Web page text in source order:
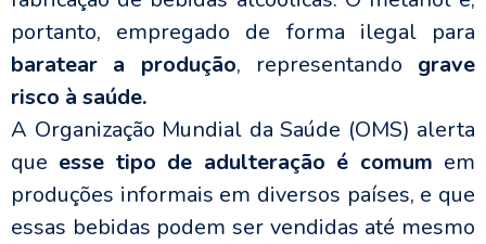
portanto, empregado de forma ilegal para
baratear a produção, representando grave
risco à saúde.
A Organização Mundial da Saúde (OMS) alerta
que esse tipo de adulteração é comum em
produções informais em diversos países, e que
essas bebidas podem ser vendidas até mesmo